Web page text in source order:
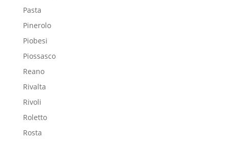
Pasta
Pinerolo
Piobesi
Piossasco
Reano
Rivalta
Rivoli
Roletto
Rosta